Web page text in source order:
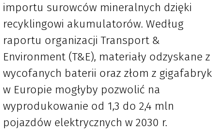
importu surowców mineralnych dzięki
recyklingowi akumulatorów. Według
raportu organizacji Transport &
Environment (T&E), materiały odzyskane z
wycofanych baterii oraz złom z gigafabryk
w Europie mogłyby pozwolić na
wyprodukowanie od 1,3 do 2,4 mln
pojazdów elektrycznych w 2030 r.